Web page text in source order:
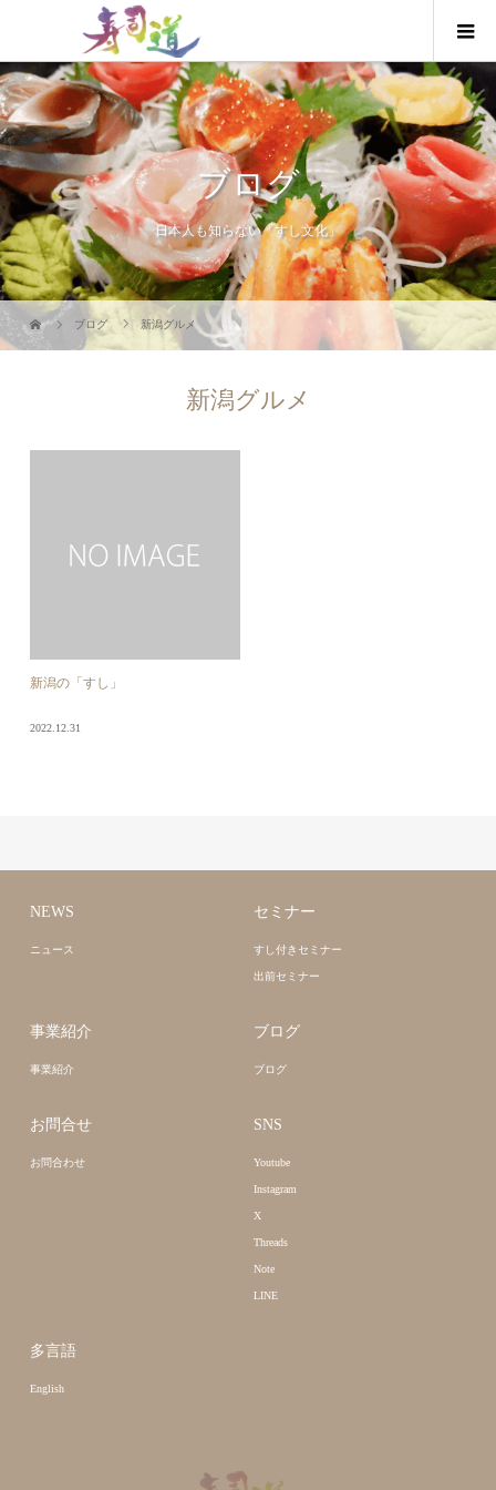
ブログ
日本人も知らない「すし文化」
ブログ 新潟グルメ
新潟グルメ
新潟の「すし」
2022.12.31
NEWS
ニュース
セミナー
すし付きセミナー
出前セミナー
事業紹介
事業紹介
ブログ
ブログ
お問合せ
お問合わせ
SNS
Youtube
Instagram
X
Threads
Note
LINE
多言語
English